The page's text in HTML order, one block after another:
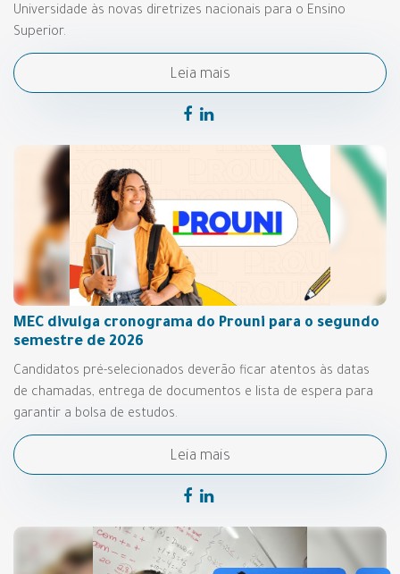
Universidade às novas diretrizes nacionais para o Ensino
Superior.
Leia mais
MEC divulga cronograma do Prouni para o segundo
semestre de 2026
Candidatos pré-selecionados deverão ficar atentos às datas
de chamadas, entrega de documentos e lista de espera para
garantir a bolsa de estudos.
Leia mais